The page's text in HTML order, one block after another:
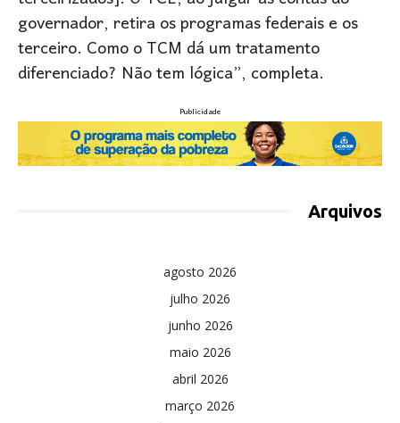
governador, retira os programas federais e os
terceiro. Como o TCM dá um tratamento
diferenciado? Não tem lógica”, completa.
Publicidade
Arquivos
agosto 2026
julho 2026
junho 2026
maio 2026
abril 2026
março 2026